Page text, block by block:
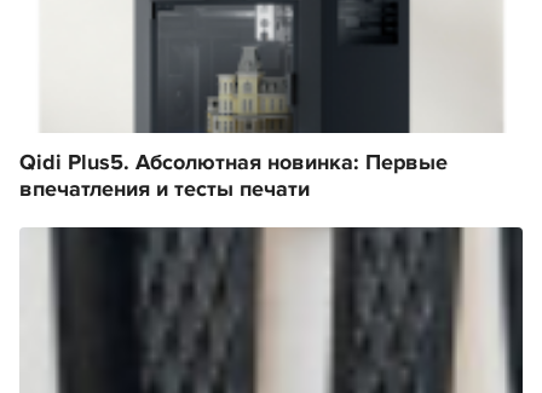
Qidi Plus5. Абсолютная новинка: Первые
впечатления и тесты печати